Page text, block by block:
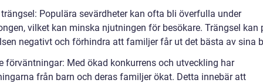
Populära sevärdheter kan ofta bli överfulla under
vilket kan minska njutningen för besökare. Trängsel kan
negativt och förhindra att familjer får ut det bästa av sina
förväntningar: Med ökad konkurrens och utveckling har
från barn och deras familjer ökat. Detta innebär att